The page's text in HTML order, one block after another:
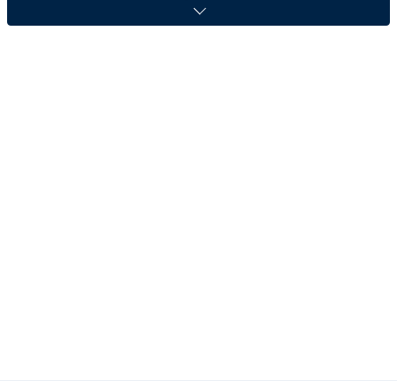
そんな人に向けて、Amazonで売れ筋ランキング1位を獲